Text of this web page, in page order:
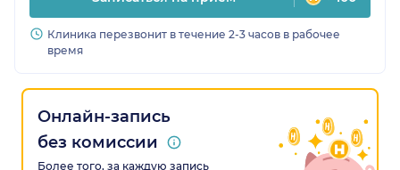
Клиника перезвонит в течение 2-3 часов в рабочее
время
Онлайн-запись
без комиссии
Более того, за каждую запись